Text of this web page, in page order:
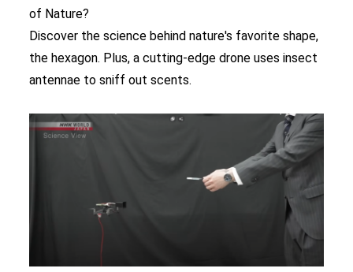
of Nature?
Discover the science behind nature's favorite shape,
the hexagon. Plus, a cutting-edge drone uses insect
antennae to sniff out scents.